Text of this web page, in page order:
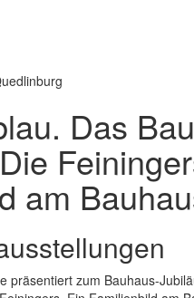
Das
am
präsentiert zum Bauhaus-